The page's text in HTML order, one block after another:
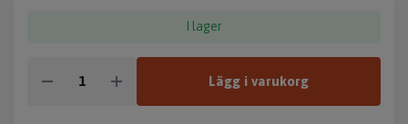
I lager
Lägg i varukorg